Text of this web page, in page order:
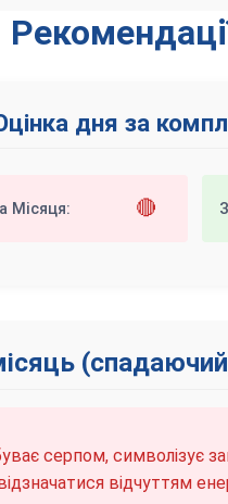
дня за
Місяця: 🔴
серпом, символізує
відчуттям